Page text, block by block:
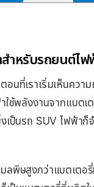
ำหรับรถยนต์ไฟ
นที่เราเริ่มเห็นควา
ใช้พลังงานจากแบต
ป็นรถ SUV ไฟฟ้าก็
ลพิษสูงกว่าแบตเตอ